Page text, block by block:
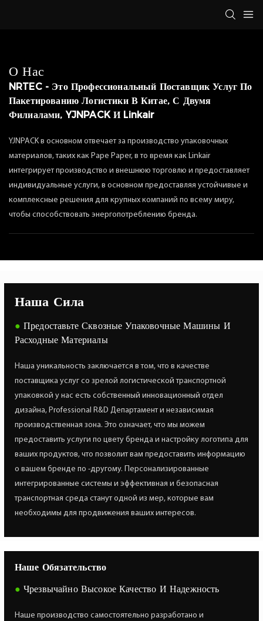
О Нас
NRTEC - Это Профессиональный Поставщик Услуг По
Пакетированию Логистики В Китае, С Двумя
Филиалами, YJNPACK И Linkair
YJNPACK в основном отвечает за производство упаковочных
материалов, таких как Pape Paper, в то время как Linkair
интегрирует производство и внешнюю торговлю и предоставляет
индивидуальные услуги, в основном предоставляя устойчивые и
комплексные решения для крупных компаний по всему миру,
чтобы способствовать энергопотреблению бренда.
Наша Сила
● Предоставьте Сквозные Упаковочные Машины И
Расходные Материалы
Наша уникальность заключается в том, что в качестве
поставщика услуг со зрелой логистической транспортной
упаковкой у нас есть собственный инновационный отдел
дизайна, Professional R&D Департамент и независимая
производственная зона. Это означает, что мы можем
предоставить услуги по цвету бренда и настройку логотипа для
ваших продуктов, что позволит вам предоставить информацию
о вашем бренде по -другому. Персонализированные
интегрированные системы и эффективная и безопасная
транспортная среда станут одной из мер, которые вам
необходимы для продвижения ваших интересов.
Наше Обязательство
● Чрезвычайно Высокое Качество И Надежность
Наше производство самостоятельно разработано и